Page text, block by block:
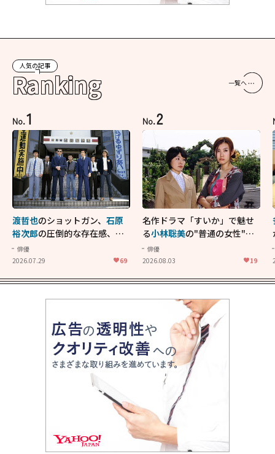
人気の記事
Ranking 一覧へ
No.1
渡哲也のショットガン、 石原
裕次郎の圧倒的な存在感、 舘
ひろし
ン！"大門軍団"のカッコよさ
II」
俳優
2026.07.29
69
No.2
名作ドラマ「すいか」で魅せ
る小林聡美の"普通の女性"が
大人に刺さる...映画「かもめ
食堂」にも通じる静かな芝居
俳優
2026.08.03
19